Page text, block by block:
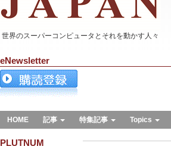
世界のスーパーコンピュータとそれを動かす人々
eNewsletter
HOME 記事 特集記事 Topics
PLUTNUM